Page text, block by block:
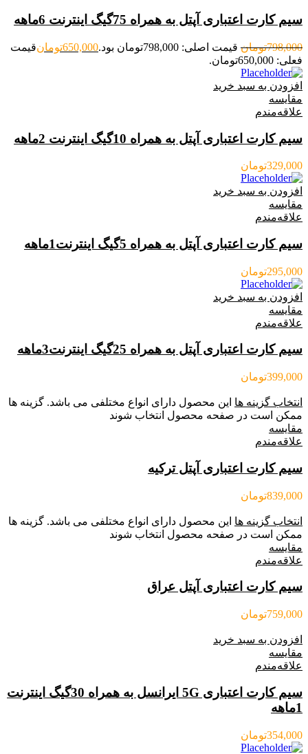
سیم کارت اعتباری آپتل به همراه 75گیگ اینترنت 6ماهه
798,000تومان قیمت اصلی: 798,000تومان بود. 650,000تومانقیمت
فعلی: 650,000تومان.
افزودن به سبد خرید
مقایسه
علاقه‌مندم
سیم کارت اعتباری آپتل به همراه 10گیگ اینترنت 2ماهه
329,000تومان
افزودن به سبد خرید
مقایسه
علاقه‌مندم
سیم کارت اعتباری آپتل به همراه 5گیگ اینترنت1ماهه
295,000تومان
افزودن به سبد خرید
مقایسه
علاقه‌مندم
سیم کارت اعتباری آپتل به همراه 25گیگ اینترنت3ماهه
399,000تومان
انتخاب گزینه ها این محصول دارای انواع مختلفی می باشد. گزینه ها
ممکن است در صفحه محصول انتخاب شوند
مقایسه
علاقه‌مندم
سیم کارت اعتباری آپتل ترکیه
839,000تومان
انتخاب گزینه ها این محصول دارای انواع مختلفی می باشد. گزینه ها
ممکن است در صفحه محصول انتخاب شوند
مقایسه
علاقه‌مندم
سیم کارت اعتباری آپتل عراق
759,000تومان
افزودن به سبد خرید
مقایسه
علاقه‌مندم
سیم کارت اعتباری 5G ایرانسل به همراه 30گیگ اینترنت
1ماهه
354,000تومان